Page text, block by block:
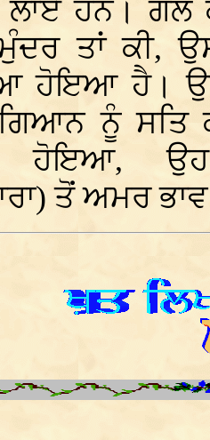
ਹਨ। ਗੱਲ
ਤਾਂ ਕੀ,
ਹੋਇਆ ਹੈ।
ਨੂੰ ਸਤਿ
ਹੋਇਆ, ਉਹ
ਤੋਂ ਅਮਰ